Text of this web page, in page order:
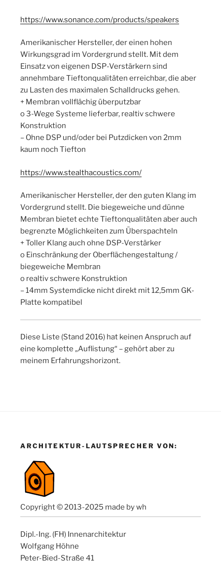
https://www.sonance.com/products/speakers
Amerikanischer Hersteller, der einen hohen
Wirkungsgrad im Vordergrund stellt. Mit dem
Einsatz von eigenen DSP-Verstärkern sind
annehmbare Tieftonqualitäten erreichbar, die aber
zu Lasten des maximalen Schalldrucks gehen.
+ Membran vollflächig überputzbar
o 3-Wege Systeme lieferbar, realtiv schwere
Konstruktion
– Ohne DSP und/oder bei Putzdicken von 2mm
kaum noch Tiefton
https://www.stealthacoustics.com/
Amerikanischer Hersteller, der den guten Klang im
Vordergrund stellt. Die biegeweiche und dünne
Membran bietet echte Tieftonqualitäten aber auch
begrenzte Möglichkeiten zum Überspachteln
+ Toller Klang auch ohne DSP-Verstärker
o Einschränkung der Oberflächengestaltung /
biegeweiche Membran
o realtiv schwere Konstruktion
– 14mm Systemdicke nicht direkt mit 12,5mm GK-
Platte kompatibel
Diese Liste (Stand 2016) hat keinen Anspruch auf
eine komplette „Auflistung“ – gehört aber zu
meinem Erfahrungshorizont.
ARCHITEKTUR-LAUTSPRECHER VON:
Copyright © 2013-2025 made by wh
Dipl.-Ing. (FH) Innenarchitektur
Wolfgang Höhne
Peter-Bied-Straße 41